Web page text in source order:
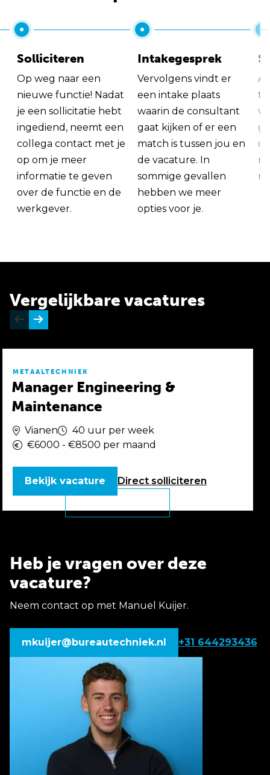
Solliciteren
Op weg naar een
nieuwe functie! Nadat
je een sollicitatie hebt
ingediend, neemt een
collega contact met je
op om je meer
informatie te geven
over de functie en de
werkgever.
Intakegesprek
Vervolgens vindt er
een intake plaats
waarin de consultant
gaat kijken of er een
match is tussen jou en
de vacature. In
sommige gevallen
hebben we meer
opties voor je.
Vergelijkbare vacatures
METAALTECHNIEK
Manager Engineering &
Maintenance
Vianen
40 uur per week
€6000 - €8500 per maand
Direct solliciteren
Bekijk vacature
Heb je vragen over deze
vacature?
Neem contact op met Manuel Kuijer.
mkuijer@bureautechniek.nl +31 644293436